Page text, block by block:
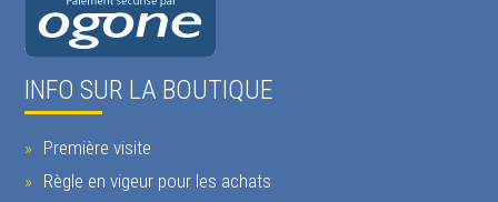
INFO SUR LA BOUTIQUE
Première visite
Règle en vigeur pour les achats